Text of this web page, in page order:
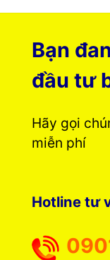
Bạn
đầu tư
Hãy gọi
miễn phí
Hotline tư